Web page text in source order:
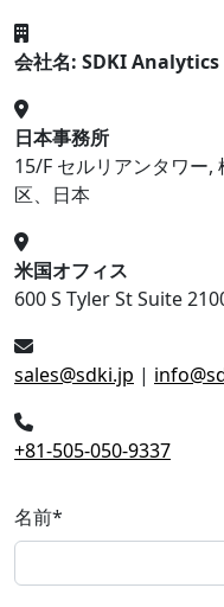
会社名: SDKI Analytics
日本事務所
15/F セルリアンタワー,
区、日本
米国オフィス
600 S Tyler St Suite
sales@sdki.jp |
+81-505-050-9337
名前*